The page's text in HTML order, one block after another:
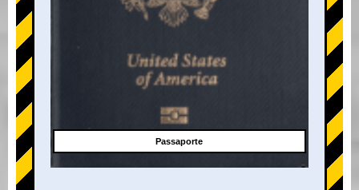
Passaporte